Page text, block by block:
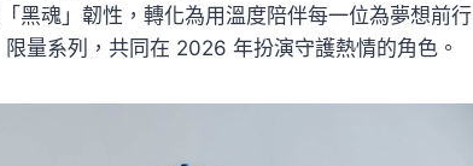
黑魂」韌性，轉化為用溫度陪伴每一位為夢想前行
限量系列，共同在 2026 年扮演守護熱情的角色。